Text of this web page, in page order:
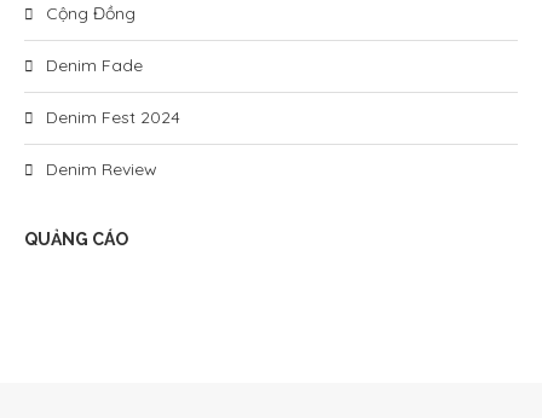
Cộng Đồng
Denim Fade
Denim Fest 2024
Denim Review
QUẢNG CÁO